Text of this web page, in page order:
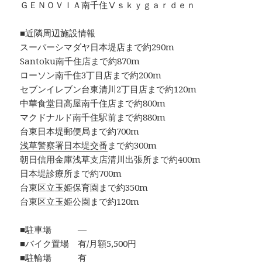
ＧＥＮＯＶＩＡ南千住Ⅴｓｋｙｇａｒｄｅｎ
■近隣周辺施設情報
スーパーシマダヤ日本堤店まで約290m
Santoku南千住店まで約870m
ローソン南千住3丁目店まで約200m
セブンイレブン台東清川2丁目店まで約120m
中華食堂日高屋南千住店まで約800m
マクドナルド南千住駅前まで約880m
台東日本堤郵便局まで約700m
浅草警察署日本堤交番 まで約300m
朝日信用金庫浅草支店清川出張所まで約400m
日本堤診療所まで約700m
台東区立玉姫保育園まで約350m
台東区立玉姫公園まで約120m
■駐車場 ―
■バイク置場 有/月額5,500円
■駐輪場 有